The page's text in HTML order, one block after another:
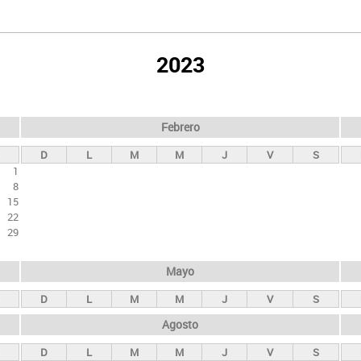
2023
1
8
15
22
29
Febrero
D L M M J V S
Mayo
D L M M J V S
Agosto
D L M M J V S